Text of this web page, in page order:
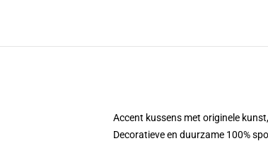
Accent kussens met originele
Decoratieve en duurzame 100%